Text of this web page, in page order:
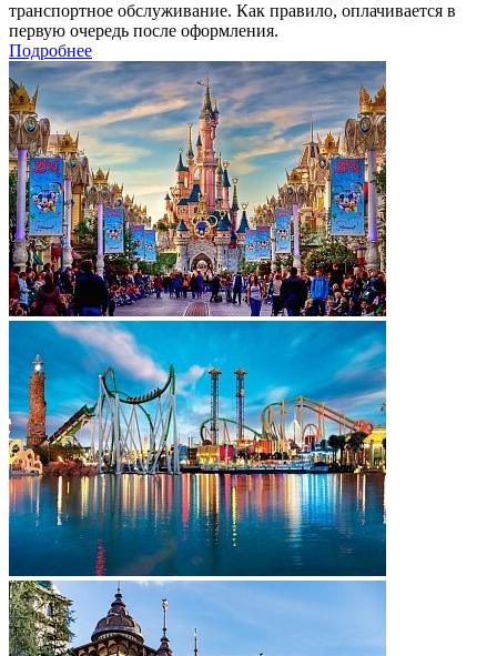
транспортное обслуживание. Как правило, оплачивается в
первую очередь после оформления.
Подробнее